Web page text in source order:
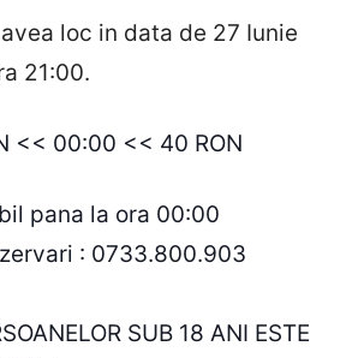
loc in data de 27 Iunie
21:00.
<< 00:00 << 40 RON
pana la ora 00:00
: 0733.800.903
SUB 18 ANI ESTE